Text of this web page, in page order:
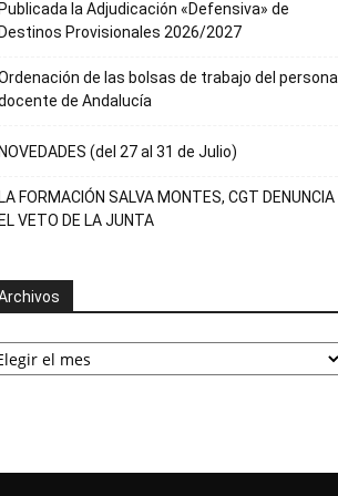
la Adjudicación «Defensiva» de
Provisionales 2026/2027
de las bolsas de trabajo del personal
de Andalucía
(del 27 al 31 de Julio)
FORMACIÓN SALVA MONTES, CGT DENUNCIA
VETO DE LA JUNTA